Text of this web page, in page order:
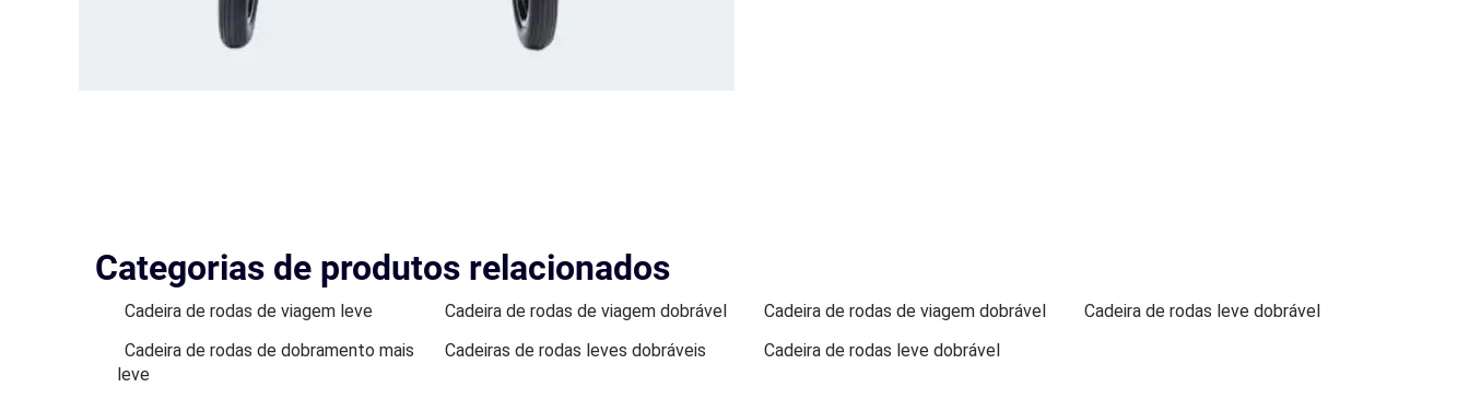
Categorias de produtos relacionados
Cadeira de rodas de viagem leve Cadeira de rodas de viagem dobrável Cadeira de rodas de viagem dobrável
Cadeira de rodas leve dobrável
Cadeira de rodas de dobramento mais
leve
Cadeiras de rodas leves dobráveis Cadeira de rodas leve dobrável